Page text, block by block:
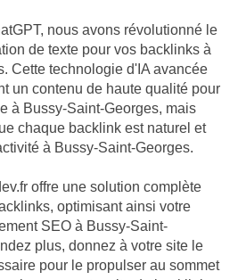
nous avons révolutionné le
de texte pour vos backlinks à
Cette technologie d'IA avancée
un contenu de haute qualité pour
à Bussy-Saint-Georges, mais
chaque backlink est naturel et
à Bussy-Saint-Georges.
offre une solution complète
optimisant ainsi votre
SEO à Bussy-Saint-
plus, donnez à votre site le
pour le propulser au sommet